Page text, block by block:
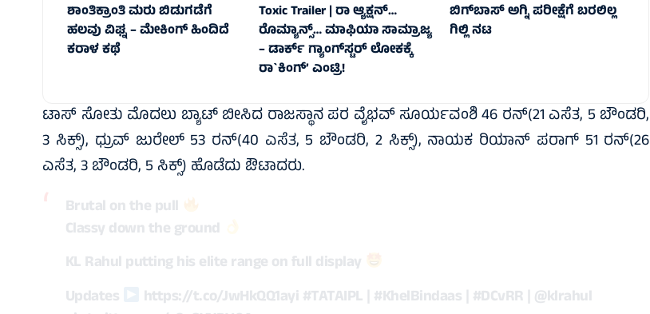
ಶಾಂತಿಕ್ರಾಂತಿ ಮರು ಬಿಡುಗಡೆಗೆ
ಹಲವು ವಿಘ್ನ – ಮೇಕಿಂಗ್ ಹಿಂದಿದೆ
ಕರಾಳ ಕಥೆ
Toxic Trailer | ರಾ ಆ್ಯಕ್ಷನ್‌…
ರೊಮ್ಯಾನ್ಸ್‌… ಮಾಫಿಯಾ ಸಾಮ್ರಾಜ್ಯ
– ಡಾರ್ಕ್‌ ಗ್ಯಾಂಗ್‌ಸ್ಟರ್‌ ಲೋಕಕ್ಕೆ
ರಾ`ಕಿಂಗ್‌’ ಎಂಟ್ರಿ!
ಬಿಗ್‌ಬಾಸ್ ಅಗ್ನಿ ಪರೀಕ್ಷೆಗೆ ಬರಲಿಲ್ಲ
ಗಿಲ್ಲಿ ನಟ
ಟಾಸ್‌ ಸೋತು ಮೊದಲು ಬ್ಯಾಟ್‌ ಬೀಸಿದ ರಾಜಸ್ಥಾನ ಪರ ವೈಭವ್‌ ಸೂರ್ಯವಂಶಿ 46 ರನ್‌(21 ಎಸೆತ, 5 ಬೌಂಡರಿ,
3 ಸಿಕ್ಸ್‌), ಧ್ರುವ್‌ ಜುರೇಲ್‌ 53 ರನ್‌(40 ಎಸೆತ, 5 ಬೌಂಡರಿ, 2 ಸಿಕ್ಸ್)‌, ನಾಯಕ ರಿಯಾನ್‌ ಪರಾಗ್‌ 51 ರನ್‌(26
ಎಸೆತ, 3 ಬೌಂಡರಿ, 5 ಸಿಕ್ಸ್‌) ಹೊಡೆದು ಔಟಾದರು.
Brutal on the pull
Classy down the ground
KL Rahul putting his elite range on full display
Updates
https://t.co/JwHkQQ1ayi#TATAIPL | #KhelBindaas | #DCvRR | @klrahul